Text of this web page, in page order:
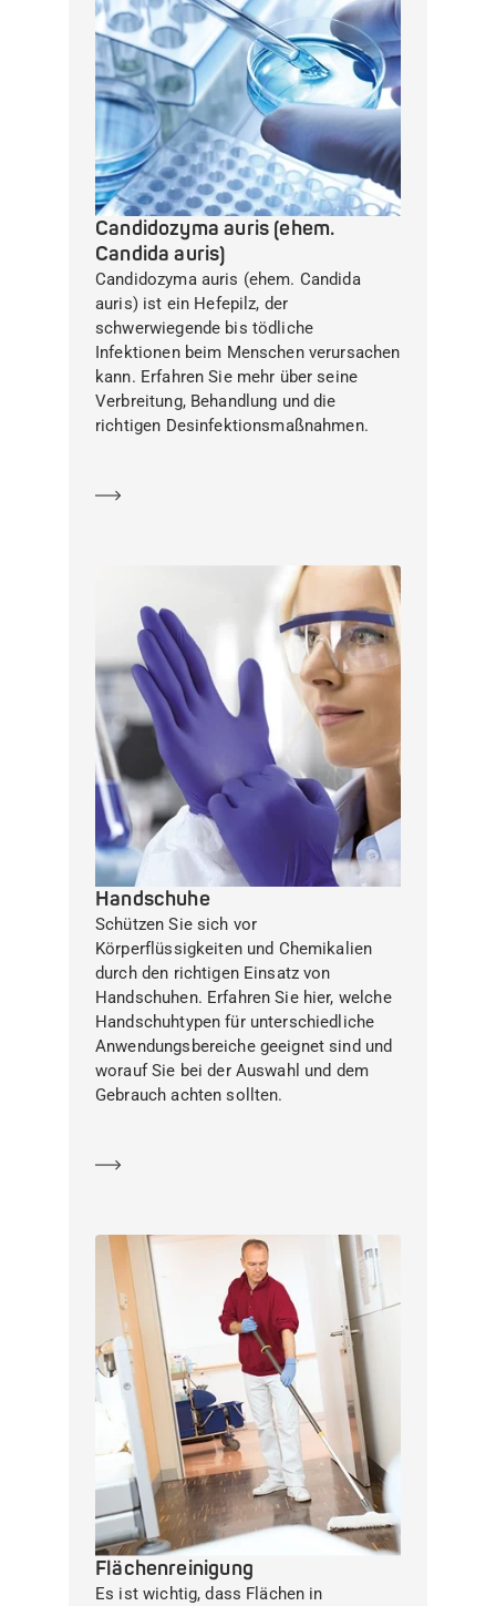
Candidozyma auris (ehem.
Candida auris)
Candidozyma auris (ehem. Candida
auris) ist ein Hefepilz, der
schwerwiegende bis tödliche
Infektionen beim Menschen verursachen
kann. Erfahren Sie mehr über seine
Verbreitung, Behandlung und die
richtigen Desinfektionsmaßnahmen.
Handschuhe
Schützen Sie sich vor
Körperflüssigkeiten und Chemikalien
durch den richtigen Einsatz von
Handschuhen. Erfahren Sie hier, welche
Handschuhtypen für unterschiedliche
Anwendungsbereiche geeignet sind und
worauf Sie bei der Auswahl und dem
Gebrauch achten sollten.
Flächenreinigung
Es ist wichtig, dass Flächen in